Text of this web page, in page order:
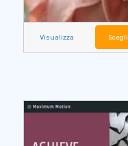
Visualizza Scegli